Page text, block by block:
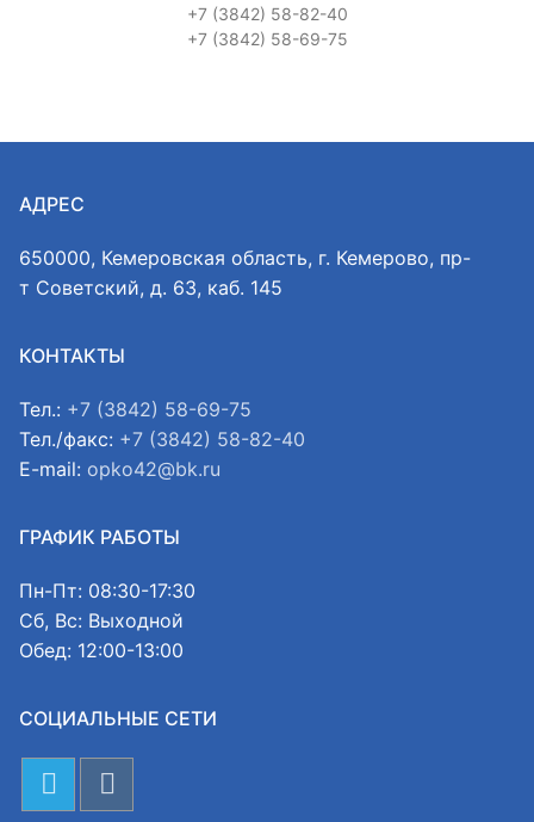
+7 (3842) 58-82-40
+7 (3842) 58-69-75
АДРЕС
650000, Кемеровская область, г. Кемерово, пр-
т Советский, д. 63, каб. 145
КОНТАКТЫ
Тел.: +7 (3842) 58-69-75
Тел./факс: +7 (3842) 58-82-40
E-mail: opko42@bk.ru
ГРАФИК РАБОТЫ
Пн-Пт: 08:30-17:30
Сб, Вс: Выходной
Обед: 12:00-13:00
СОЦИАЛЬНЫЕ СЕТИ